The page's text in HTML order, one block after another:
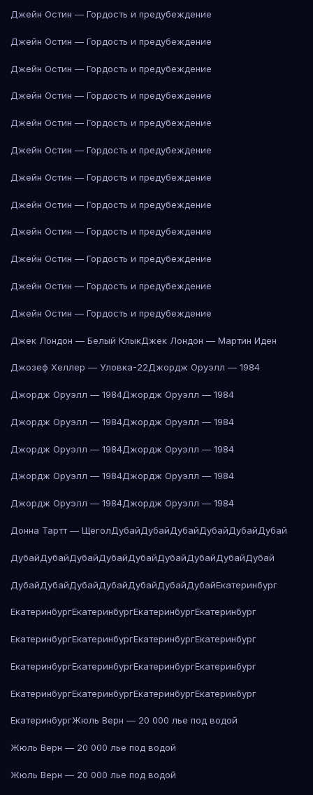
Джейн Остин — Гордость и предубеждение
Джейн Остин — Гордость и предубеждение
Джейн Остин — Гордость и предубеждение
Джейн Остин — Гордость и предубеждение
Джейн Остин — Гордость и предубеждение
Джейн Остин — Гордость и предубеждение
Джейн Остин — Гордость и предубеждение
Джейн Остин — Гордость и предубеждение
Джейн Остин — Гордость и предубеждение
Джейн Остин — Гордость и предубеждение
Джейн Остин — Гордость и предубеждение
Джейн Остин — Гордость и предубеждение
Джек Лондон — Белый КлыкДжек Лондон — Мартин Иден
Джозеф Хеллер — Уловка-22Джордж Оруэлл — 1984
Джордж Оруэлл — 1984Джордж Оруэлл — 1984
Джордж Оруэлл — 1984Джордж Оруэлл — 1984
Джордж Оруэлл — 1984Джордж Оруэлл — 1984
Джордж Оруэлл — 1984Джордж Оруэлл — 1984
Джордж Оруэлл — 1984Джордж Оруэлл — 1984
Донна Тартт — ЩеголДубайДубайДубайДубайДубайДубай
ДубайДубайДубайДубайДубайДубайДубайДубайДубай
ДубайДубайДубайДубайДубайДубайДубайЕкатеринбург
ЕкатеринбургЕкатеринбургЕкатеринбургЕкатеринбург
ЕкатеринбургЕкатеринбургЕкатеринбургЕкатеринбург
ЕкатеринбургЕкатеринбургЕкатеринбургЕкатеринбург
ЕкатеринбургЕкатеринбургЕкатеринбургЕкатеринбург
ЕкатеринбургЖюль Верн — 20 000 лье под водой
Жюль Верн — 20 000 лье под водой
Жюль Верн — 20 000 лье под водой